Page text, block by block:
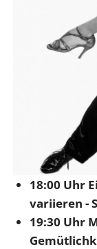
18:00 Uhr
variieren -
19:30 Uhr